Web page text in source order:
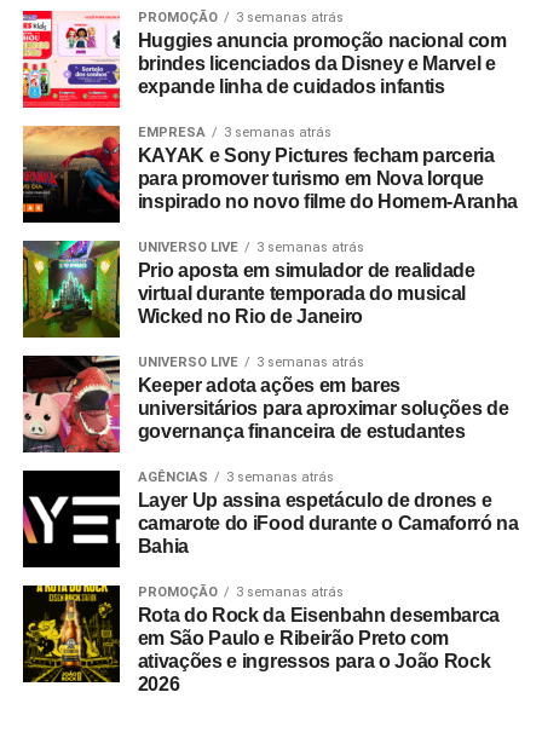
Experience”, destaca Paulo Farnese, CEO da EAÍ?!.
“Completar dez anos é celebrar esta história com o
mesmo entusiasmo do primeiro dia, reafirmando nosso
compromisso em construir narrativas vivas que geram
valor para o ecossistema dos nossos clientes”.
Com um portfólio que carrega o histórico de projetos para
gigantes do mercado como Whirlpool, Heineken, Banco
BMG, Banco Inter, Grupo Boticário, Suvinil, GOL,
Havaianas e MetLife, para seguir o ritmo do seu
crescimento, a EAÍ?! inicia o novo ciclo com a conquista
das contas da Camil (convenção anual e viagem de
incentivo) e da Seara (campanhas de engajamento
interno). Além da ampliação do escopo de atuação com a
Copa Energia (calendário nacional de eventos e trade
marketing) e com a Mondelez International (ecossistema
de campanhas de incentivo e viagens).
No último trimestre de 2026, a agência também assina a
produção da segunda edição do Inter Summit, evento
proprietário do Banco Inter que já se integrou ao
calendário oficial de Belo Horizonte.
Uma década de viradas: da adaptação histórica à
PROMOÇÃO 3 semanas atrás
Huggies anuncia promoção nacional com
brindes licenciados da Disney e Marvel e
expande linha de cuidados infantis
EMPRESA 3 semanas atrás
KAYAK e Sony Pictures fecham parceria
para promover turismo em Nova Iorque
inspirado no novo filme do Homem-Aranha
UNIVERSO LIVE 3 semanas atrás
Prio aposta em simulador de realidade
virtual durante temporada do musical
Wicked no Rio de Janeiro
UNIVERSO LIVE 3 semanas atrás
Keeper adota ações em bares
universitários para aproximar soluções de
governança financeira de estudantes
AGÊNCIAS 3 semanas atrás
Layer Up assina espetáculo de drones e
camarote do iFood durante o Camaforró na
Bahia
PROMOÇÃO 3 semanas atrás
Rota do Rock da Eisenbahn desembarca
em São Paulo e Ribeirão Preto com
ativações e ingressos para o João Rock
2026